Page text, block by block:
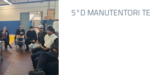
5°D MANUTENTORI